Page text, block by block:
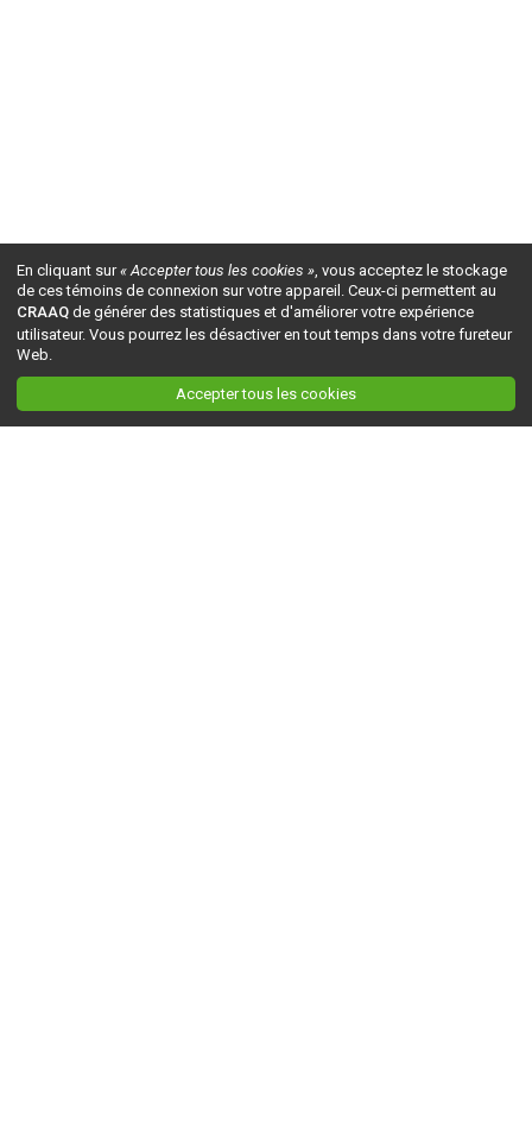
En cliquant sur« Accepter tous les cookies », vous acceptez le stockage
de ces témoins de connexion sur votre appareil. Ceux-ci permettent au
CRAAQ de générer des statistiques et d'améliorer votre expérience
utilisateur. Vous pourrez les désactiver en tout temps dans votre fureteur
Web.
Accepter tous les cookies